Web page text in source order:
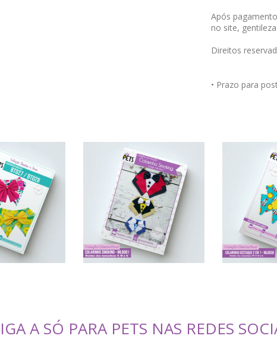
Após
no site,
Direitos
• Prazo para
A SÓ PARA PETS NAS REDES